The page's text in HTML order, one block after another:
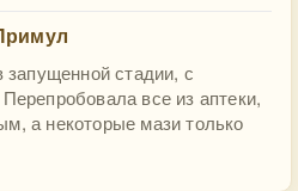
стадии, с
все из аптеки,
а некоторые мази только